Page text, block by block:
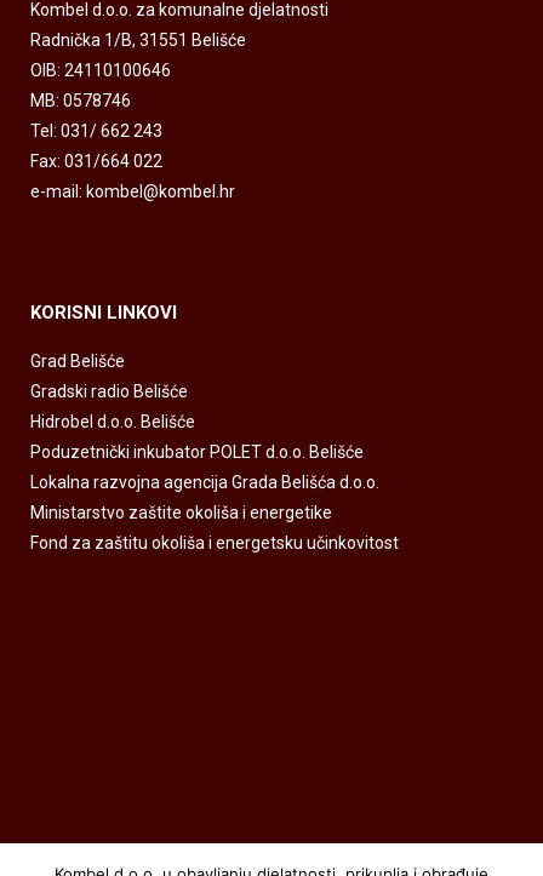
Kombel d.o.o. za komunalne djelatnosti
Radnička 1/B, 31551 Belišće
OIB: 24110100646
MB: 0578746
Tel: 031/ 662 243
Fax: 031/664 022
e-mail: kombel@kombel.hr
KORISNI LINKOVI
Grad Belišće
Gradski radio Belišće
Hidrobel d.o.o. Belišće
Poduzetnički inkubator POLET d.o.o. Belišće
Lokalna razvojna agencija Grada Belišća d.o.o.
Ministarstvo zaštite okoliša i energetike
Fond za zaštitu okoliša i energetsku učinkovitost